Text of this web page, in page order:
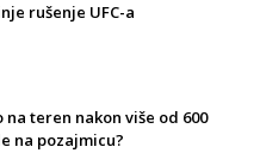
rušenje UFC-a
teren nakon više od 600
na pozajmicu?